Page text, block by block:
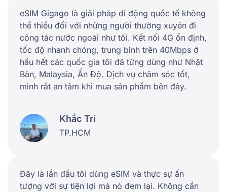
eSIM Gigago là giải pháp di động quốc tế không
thể thiếu đối với những người thường xuyên đi
công tác nước ngoài như tôi. Kết nối 4G ổn định,
tốc độ nhanh chóng, trung bình trên 40Mbps ở
hầu hết các quốc gia tôi đã từng dùng như Nhật
Bản, Malaysia, Ấn Độ. Dịch vụ chăm sóc tốt,
mình rất an tâm khi mua sản phẩm bên đây.
Khắc Trí
TP.HCM
Đây là lần đầu tôi dùng eSIM và thực sự ấn
tượng với sự tiện lợi mà nó đem lại. Không cần